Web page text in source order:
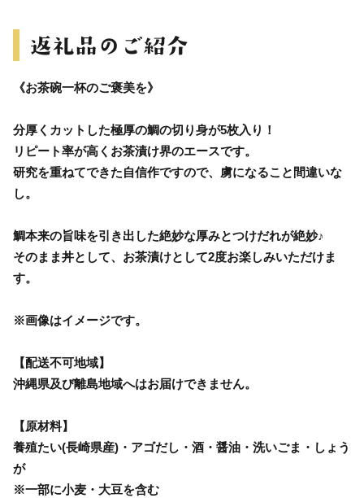
《お茶碗一杯のご褒美を》
分厚くカットした極厚の鯛の切り身が5枚入り！
リピート率が高くお茶漬け界のエースです。
研究を重ねてできた自信作ですので、虜になること間違いな
し。
鯛本来の旨味を引き出した絶妙な厚みとつけだれが絶妙♪
そのまま丼として、お茶漬けとして2度お楽しみいただけま
す。
※画像はイメージです。
【配送不可地域】
沖縄県及び離島地域へはお届けできません。
【原材料】
養殖たい(長崎県産)・アゴだし・酒・醤油・洗いごま・しょう
が
※一部に小麦・大豆を含む